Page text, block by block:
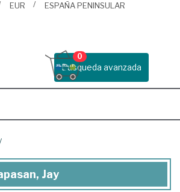
EUR ESPAÑA PENINSULAR
Busqueda avanzada
0
Jay